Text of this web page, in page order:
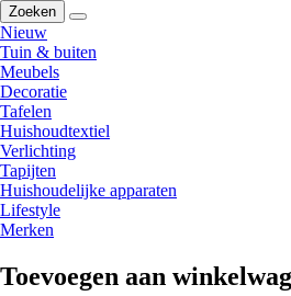
Zoeken
Nieuw
Tuin & buiten
Meubels
Decoratie
Tafelen
Huishoudtextiel
Verlichting
Tapijten
Huishoudelijke apparaten
Lifestyle
Merken
Toevoegen aan